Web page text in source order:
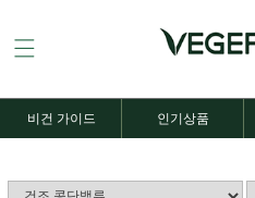
비건 가이드 인기상품